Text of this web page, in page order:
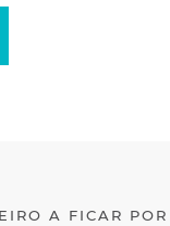
A FICAR